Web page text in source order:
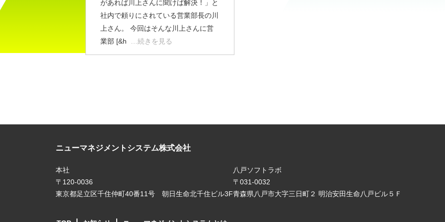
があれば川上さんに聞けば解決！」と
社内で頼りにされている営業部長の川
上さん。 今回はそんな川上さんに営
業部 [&h
…続きを見る
ニューマネジメントシステム株式会社
本社
〒120-0036
東京都足立区千住仲町40番11号 朝日生命北千住ビル3F
八戸ソフトラボ
〒031-0032
青森県八戸市大字三日町２ 明治安田生命八戸ビル５Ｆ